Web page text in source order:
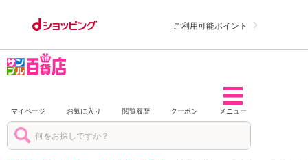
ご利用可能ポイント
マイページ お気に入り 閲覧履歴 クーポン メニュー